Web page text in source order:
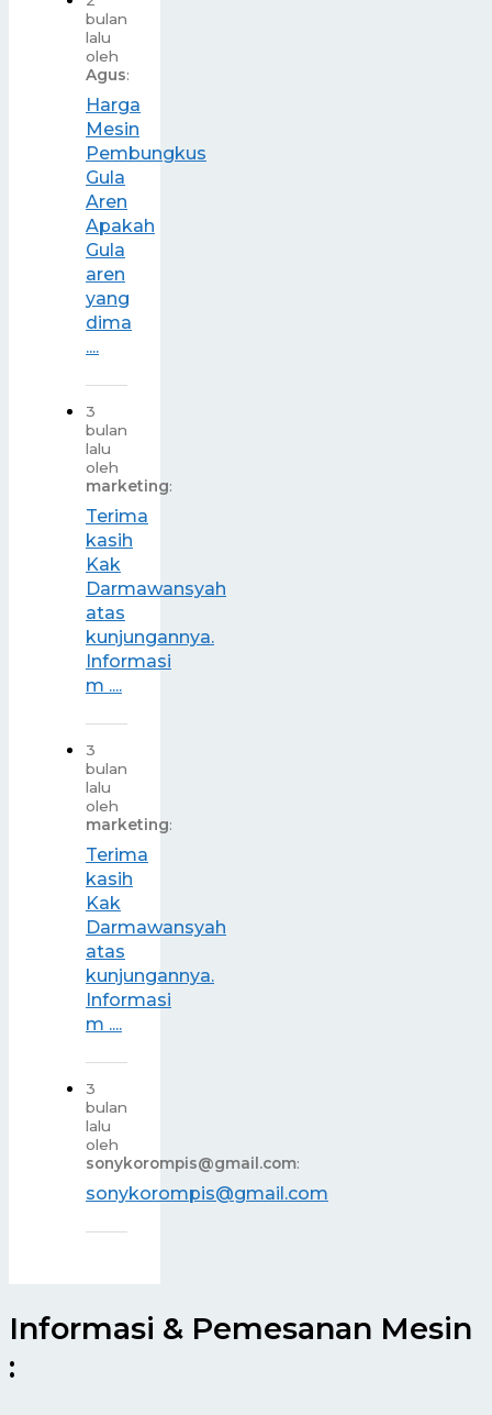
bulan
lalu
oleh
Agus:
Harga
Mesin
Pembungkus
Gula
Aren
Apakah
Gula
aren
yang
dima
....
3
bulan
lalu
oleh
marketing:
Terima
kasih
Kak
Darmawansyah
atas
kunjungannya.
Informasi
m ....
3
bulan
lalu
oleh
marketing:
Terima
kasih
Kak
Darmawansyah
atas
kunjungannya.
Informasi
m ....
3
bulan
lalu
oleh
sonykorompis@gmail.com:
sonykorompis@gmail.com
Informasi & Pemesanan Mesin
: